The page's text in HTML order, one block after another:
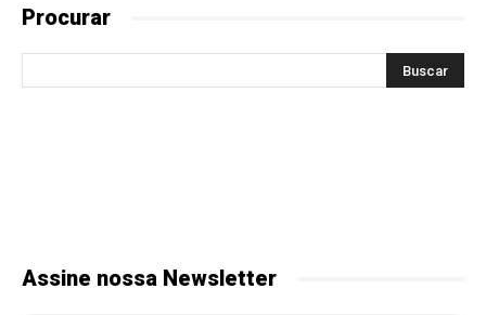
Procurar
Assine nossa Newsletter